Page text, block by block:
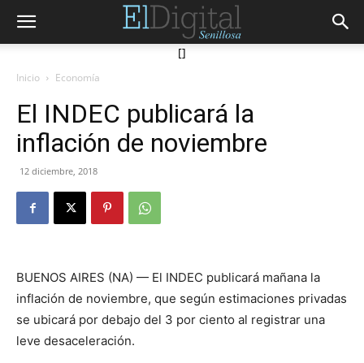
[]
Inicio Economía
El INDEC publicará la
inflación de noviembre
12 diciembre, 2018
BUENOS AIRES (NA) — El INDEC publicará mañana la
inflación de noviembre, que según estimaciones privadas
se ubicará por debajo del 3 por ciento al registrar una
leve desaceleración.